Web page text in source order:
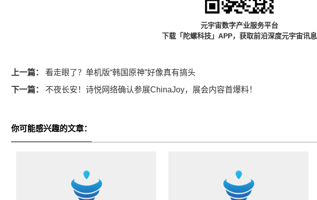
元宇宙数字产业服务平台
下载「陀螺科技」APP，获取前沿深度元宇宙讯息
上一篇： 看走眼了？单机版“韩国原神”好像真有搞头
下一篇： 不夜长安！诗悦网络确认参展ChinaJoy，展会内容首爆料！
你可能感兴趣的文章：